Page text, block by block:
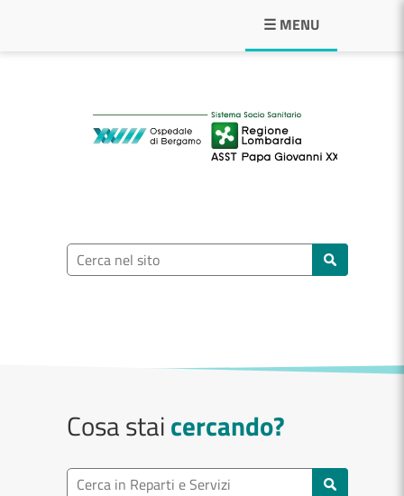
☰ MENU
ASST Papa
Ricerca nel sito
Cosa staicercando?
Ricerca reparto